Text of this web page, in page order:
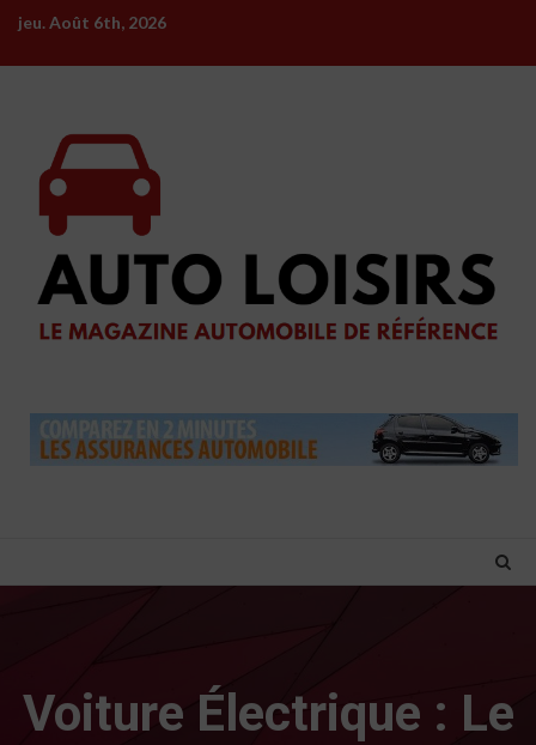
Skip
content
jeu. Août 6th, 2026
Voiture Électrique : Le